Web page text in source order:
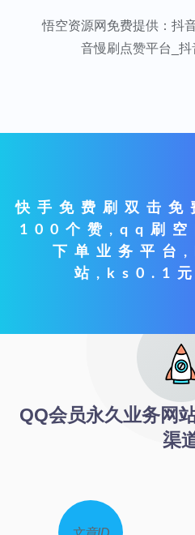
悟空资源网免费提供：抖
音慢刷点赞平台_
快手免费刷双击
100个赞,qq刷空
下单业务平台
站,ks0.1
QQ会员永久业务网
渠